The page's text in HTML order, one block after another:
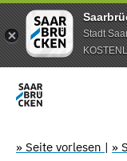
Stadt
» Seite vorlesen | »